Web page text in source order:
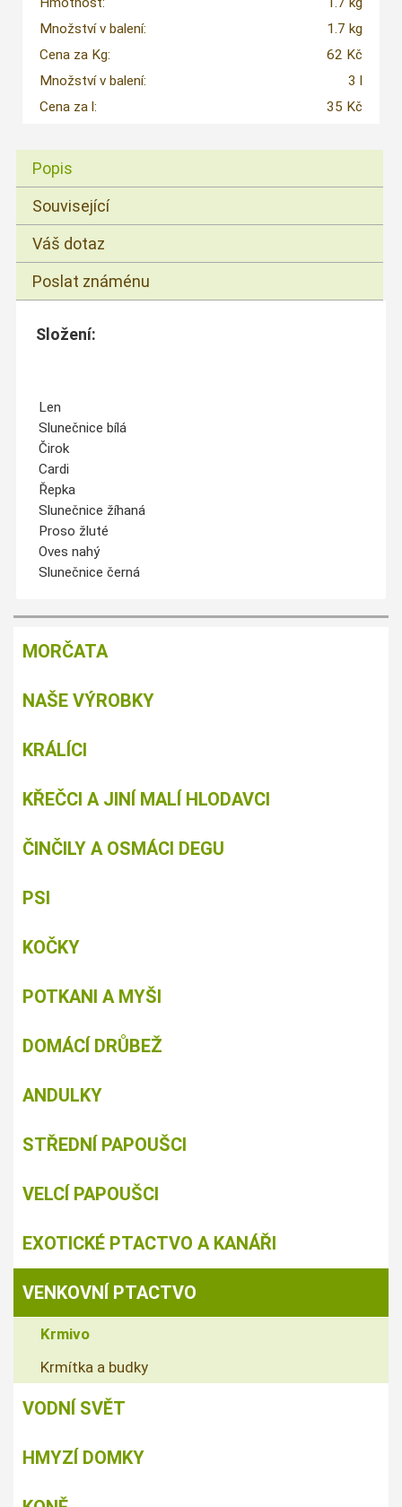
Množství v balení:
1.7 kg
Cena za Kg:
62 Kč
Množství v balení:
3 l
Cena za l:
35 Kč
Popis
Související
Váš dotaz
Poslat známénu
Složení:
Len
Slunečnice bílá
Čirok
Cardi
Řepka
Slunečnice žíhaná
Proso žluté
Oves nahý
Slunečnice černá
MORČATA
NAŠE VÝROBKY
KRÁLÍCI
KŘEČCI A JINÍ MALÍ HLODAVCI
ČINČILY A OSMÁCI DEGU
PSI
KOČKY
POTKANI A MYŠI
DOMÁCÍ DRŮBEŽ
ANDULKY
STŘEDNÍ PAPOUŠCI
VELCÍ PAPOUŠCI
EXOTICKÉ PTACTVO A KANÁŘI
VENKOVNÍ PTACTVO
Krmivo
Krmítka a budky
VODNÍ SVĚT
HMYZÍ DOMKY